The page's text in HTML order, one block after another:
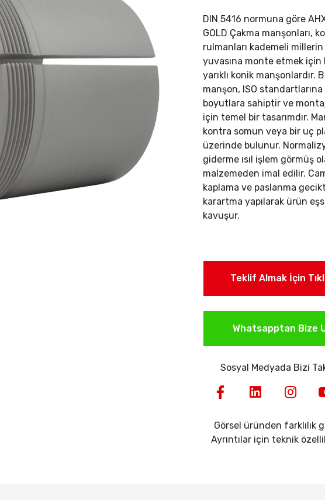
DIN 5416 normuna göre
GOLD Çakma manşonları,
rulmanları kademeli
yuvasına monte etmek için
yarıklı konik manşonlardır.
manşon, ISO
boyutlara sahiptir ve
için temel bir tasarımdır.
kontra somun veya bir uç
üzerinde bulunur.
giderme ısıl işlem görmüş
malzemeden imal edilir.
kaplama ve paslanma
karartma yapılarak ürün
kavuşur.
Teklif Almak İçin
Whatsapptan Bize
Sosyal Medyada Bizi
Görsel üründen farklılık
Ayrıntılar için teknik